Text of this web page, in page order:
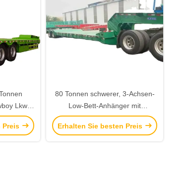
Lkw
Semi
Preis
80 Tonnen schwerer, 3-Achsen-
Low-Bett-Anhänger mit
abnehmbarem Gänsehals-
Lowboy-Anhänger zum Verkauf
Erhalten Sie besten Preis